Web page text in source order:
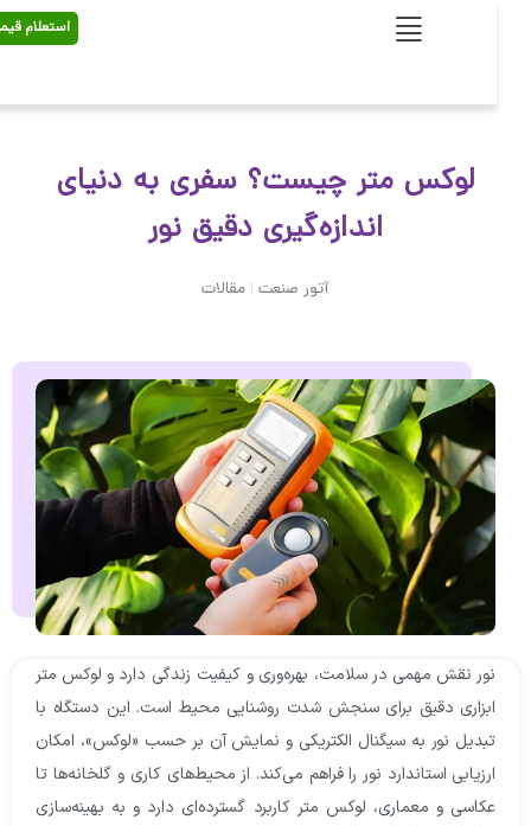
استعلام قیمت
لوکس متر چیست؟ سفری به دنیای
اندازه‌گیری دقیق نور
آتور صنعت|مقالات
نور نقش مهمی در سلامت، بهره‌وری و کیفیت زندگی دارد و لوکس متر
ابزاری دقیق برای سنجش شدت روشنایی محیط است. این دستگاه با
تبدیل نور به سیگنال الکتریکی و نمایش آن بر حسب «لوکس»، امکان
ارزیابی استاندارد نور را فراهم می‌کند. از محیط‌های کاری و گلخانه‌ها تا
عکاسی و معماری، لوکس متر کاربرد گسترده‌ای دارد و به بهینه‌سازی